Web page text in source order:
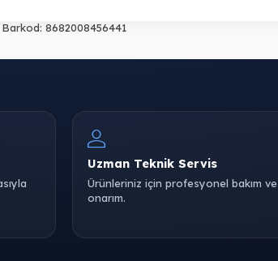
Barkod: 8682008456441
Uzman Teknik Servis
Ürünleriniz için profesyonel bakım ve
onarım.